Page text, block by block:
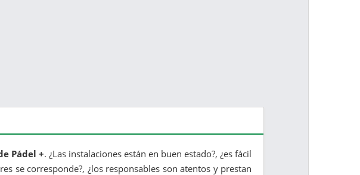
Pádel +. ¿Las instalaciones están en buen estado?, ¿es fácil
se corresponde?, ¿los responsables son atentos y prestan